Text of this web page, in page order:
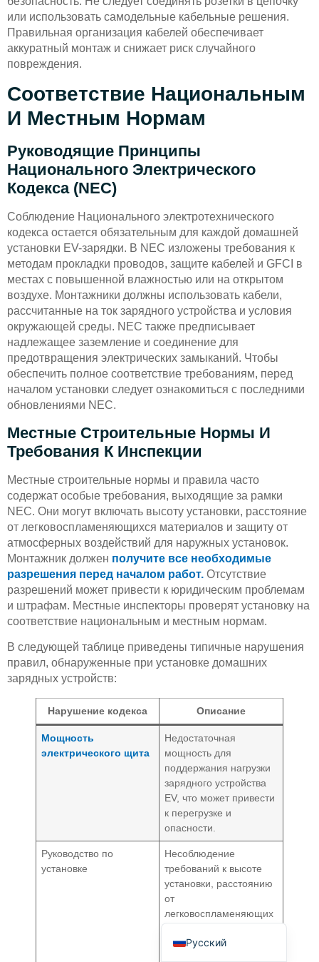
или использовать самодельные кабельные решения.
Правильная организация кабелей обеспечивает
аккуратный монтаж и снижает риск случайного
повреждения.
Соответствие Национальным
И Местным Нормам
Руководящие Принципы
Национального Электрического
Кодекса (NEC)
Соблюдение Национального электротехнического
кодекса остается обязательным для каждой домашней
установки EV-зарядки. В NEC изложены требования к
методам прокладки проводов, защите кабелей и GFCI в
местах с повышенной влажностью или на открытом
воздухе. Монтажники должны использовать кабели,
рассчитанные на ток зарядного устройства и условия
окружающей среды. NEC также предписывает
надлежащее заземление и соединение для
предотвращения электрических замыканий. Чтобы
обеспечить полное соответствие требованиям, перед
началом установки следует ознакомиться с последними
обновлениями NEC.
Местные Строительные Нормы И
Требования К Инспекции
Местные строительные нормы и правила часто
содержат особые требования, выходящие за рамки
NEC. Они могут включать высоту установки, расстояние
от легковоспламеняющихся материалов и защиту от
атмосферных воздействий для наружных установок.
Монтажник должен получите все необходимые
разрешения перед началом работ. Отсутствие
разрешений может привести к юридическим проблемам
и штрафам. Местные инспекторы проверят установку на
соответствие национальным и местным нормам.
В следующей таблице приведены типичные нарушения
правил, обнаруженные при установке домашних
зарядных устройств:
Нарушение кодекса Описание
Мощность
электрического щита
Недостаточная
мощность для
поддержания нагрузки
зарядного устройства
EV, что может привести
к перегрузке и
опасности.
Руководство по
установке
Несоблюдение
требований к высоте
установки, расстоянию
от
легковоспламеняющих
защите от
Русский
English
Português
Français
العربية
Türkçe
Bahasa Indonesia
Deutsch